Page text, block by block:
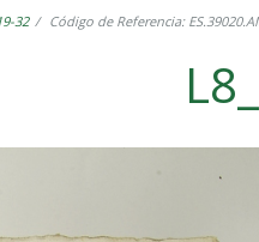
32 Código de Referencia: